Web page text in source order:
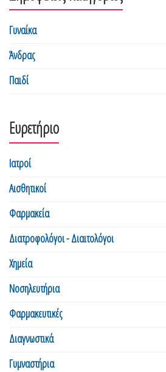
Γυναίκα
Άνδρας
Παιδί
Ευρετήριο
Ιατροί
Αισθητικοί
Φαρμακεία
Διατροφολόγοι - Διαιτολόγοι
Χημεία
Νοσηλευτήρια
Φαρμακευτικές
Διαγνωστικά
Γυμναστήρια